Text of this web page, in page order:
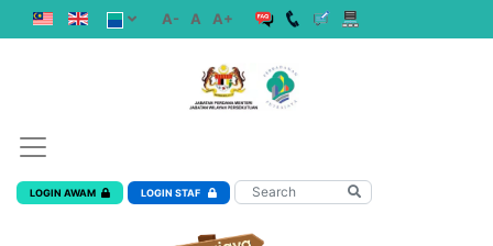
A- A A+
LOGIN AWAM LOGIN STAF